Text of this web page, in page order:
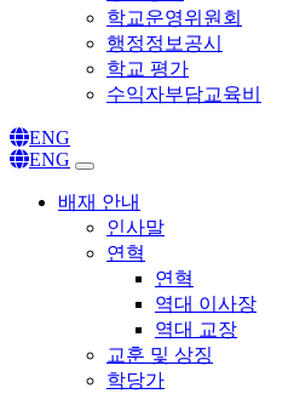
학교운영위원회
행정정보공시
학교 평가
수익자부담교육비
ENG
ENG
배재 안내
인사말
연혁
연혁
역대 이사장
역대 교장
교훈 및 상징
학당가